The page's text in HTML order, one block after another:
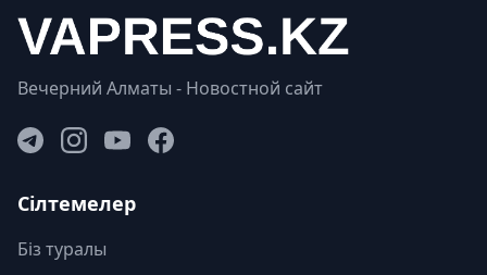
Вечерний Алматы - Новостной сайт
Сілтемелер
Біз туралы